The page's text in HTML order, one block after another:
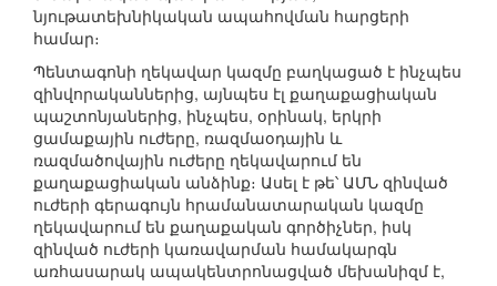
նյութատեխնիկական ապահովման հարցերի
համար։
Պենտագոնի ղեկավար կազմը բաղկացած է ինչպես
զինվորականներից, այնպես էլ քաղաքացիական
պաշտոնյաներից, ինչպես, օրինակ, երկրի
ցամաքային ուժերը, ռազմաօդային և
ռազմածովային ուժերը ղեկավարում են
քաղաքացիական անձինք։ Ասել է թե՝ ԱՄՆ զինված
ուժերի գերագույն հրամանատարական կազմը
ղեկավարում են քաղաքական գործիչներ, իսկ
զինված ուժերի կառավարման համակարգն
առհասարակ ապակենտրոնացված մեխանիզմ է,